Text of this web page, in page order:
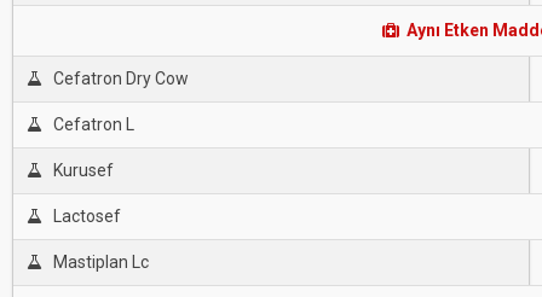
Aynı Etken
Cefatron Dry Cow
Cefatron L
Kurusef
Lactosef
Mastiplan Lc